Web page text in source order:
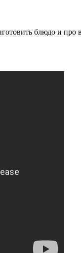
блюдо и про